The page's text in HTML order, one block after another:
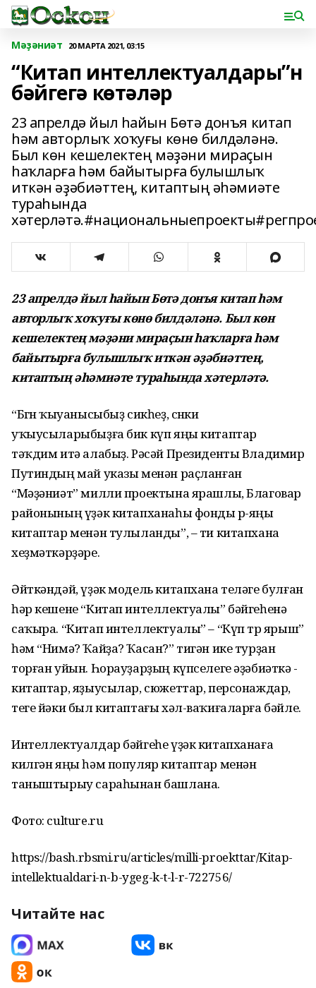
Мәҙәниәт 20 МАРТА 2021, 03:15
“Китап интеллектуалдары”н
бәйгегә көтәләр
23 апрелдә йыл һайын Бөтә донъя китап
һәм авторлыҡ хоҡуғы көнө билдәләнә.
Был көн кешелектең мәҙәни мираҫын
һаҡларға һәм байытырға булышлыҡ
иткән әҙәбиәттең, китаптың әһәмиәте
тураһында
23 апрелдә йыл һайын Бөтә донъя китап һәм
авторлыҡ хоҡуғы көнө билдәләнә. Был көн
кешелектең мәҙәни мираҫын һаҡларға һәм
байытырға булышлыҡ иткән әҙәбиәттең,
китаптың әһәмиәте тураһында хәтерләтә.
“Бөгөн ҡыуанысыбыҙ сикһеҙ, сөнки
уҡыусыларыбыҙға бик күп яңы китаптар
тәҡдим итә алабыҙ. Рәсәй Президенты Владимир
Путиндың май указы менән раҫланған
“Мәҙәниәт” милли проектына ярашлы, Благовар
районының үҙәк китапханаһы фонды өр-яңы
китаптар менән тулыланды”, – ти китапхана
хеҙмәткәрҙәре.
Әйткәндәй, үҙәк модель китапхана теләге булған
һәр кешене “Китап интеллектуалы” бәйгеһенә
саҡыра. “Китап интеллектуалы” – “Күп төр ярыш”
һәм “Нимә? Ҡайҙа? Ҡасан?” тигән ике турҙан
торған уйын. Һорауҙарҙың күпселеге әҙәбиәткә -
китаптар, яҙыусылар, сюжеттар, персонаждар,
теге йәки был китаптағы хәл-ваҡиғаларға бәйле.
Интеллектуалдар бәйгеһе үҙәк китапханаға
килгән яңы һәм популяр китаптар менән
таныштырыу сараһынан башлана.
Фото: culture.ru
https://bash.rbsmi.ru/articles/milli-proekttar/Kitap-
intellektualdari-n-b-ygeg-k-t-l-r-722756/
Читайте нас